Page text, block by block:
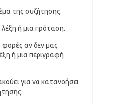
της συζήτησης.
λέξη ή μια πρόταση.
φορές αν δεν μας
ή μια περιγραφή
για να κατανοήσει